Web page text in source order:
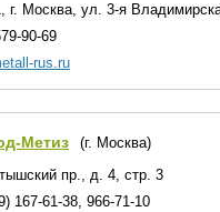
г. Москва, ул. 3-я
90-69
rus.ru
Метиз
(г. Москва)
пр., д. 4, стр. 3
167-61-38, 966-71-10